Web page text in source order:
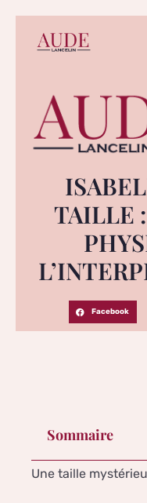
TAILLE
Facebook
Sommaire
Une taille